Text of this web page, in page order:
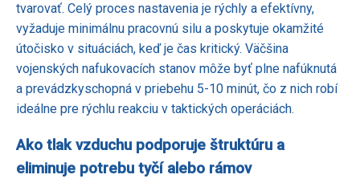
tvarovať. Celý proces nastavenia je rýchly a efektívny,
vyžaduje minimálnu pracovnú silu a poskytuje okamžité
útočisko v situáciách, keď je čas kritický. Väčšina
vojenských nafukovacích stanov môže byť plne nafúknutá
a prevádzkyschopná v priebehu 5-10 minút, čo z nich robí
ideálne pre rýchlu reakciu v taktických operáciách.
Ako tlak vzduchu podporuje štruktúru a
eliminuje potrebu tyčí alebo rámov